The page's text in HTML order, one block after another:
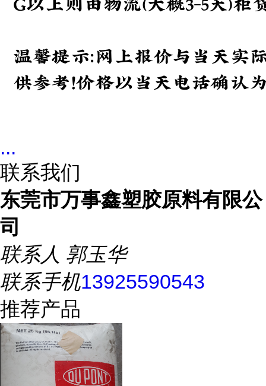
...
联系我们
东莞市万事鑫塑胶原料有限公
司
联系人 郭玉华
联系手机13925590543
推荐产品